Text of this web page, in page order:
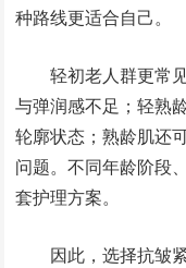
种路线更适合自己。
轻初老人群更常
与弹润感不足；轻熟
轮廓状态；熟龄肌还
问题。不同年龄阶段
套护理方案。
因此，选择抗皱